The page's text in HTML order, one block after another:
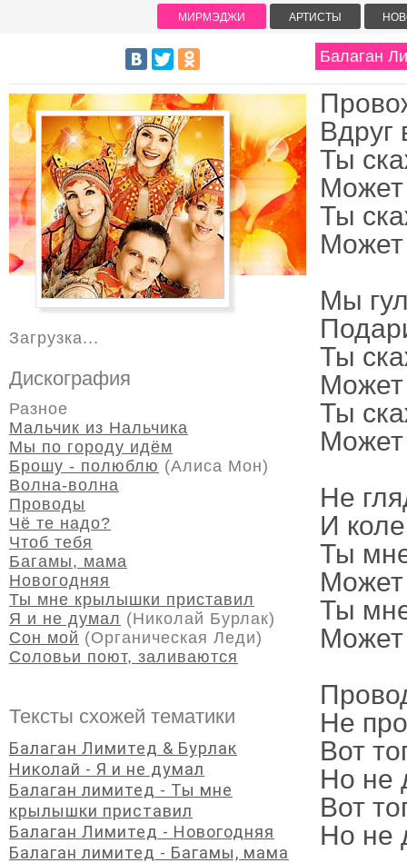
Балаган
Вдруг
Ты
Ты
Мы
Ты
Ты
Не
И
Ты
Ты
Не
Вот
Но не
Вот
Но не
Загрузка...
Дискография
Разное
Мальчик из Нальчика
Мы по городу идём
Брошу - полюблю (Алиса Мон)
Волна-волна
Проводы
Чё те надо?
Чтоб тебя
Багамы, мама
Новогодняя
Ты мне крылышки приставил
Я и не думал (Николай Бурлак)
Сон мой (Органическая Леди)
Соловьи поют, заливаются
Тексты схожей тематики
Балаган Лимитед & Бурлак
Николай - Я и не думал
Балаган лимитед - Ты мне
крылышки приставил
Балаган Лимитед - Новогодняя
Балаган лимитед - Багамы, мама
МИРМЭДЖИ АРТИСТЫ